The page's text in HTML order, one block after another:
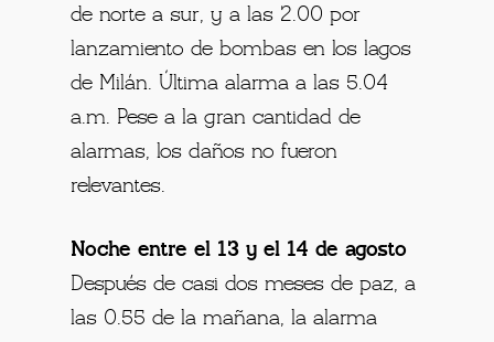
de norte a sur, y a las 2.00 por
lanzamiento de bombas en los lagos
de Milán. Última alarma a las 5.04
a.m. Pese a la gran cantidad de
alarmas, los daños no fueron
relevantes.
Noche entre el 13 y el 14 de agosto
Después de casi dos meses de paz, a
las 0.55 de la mañana, la alarma